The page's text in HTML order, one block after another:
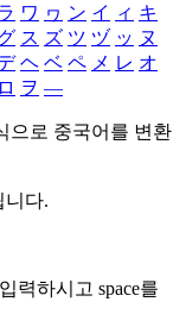
ワ ヮ ン イ ィ キ
ス ズ ツ ヅ ッ ヌ
ヘ ベ ペ メ レ オ
ロ ヲ ―
으로 중국어를 변환
니다.
력하시고 space를